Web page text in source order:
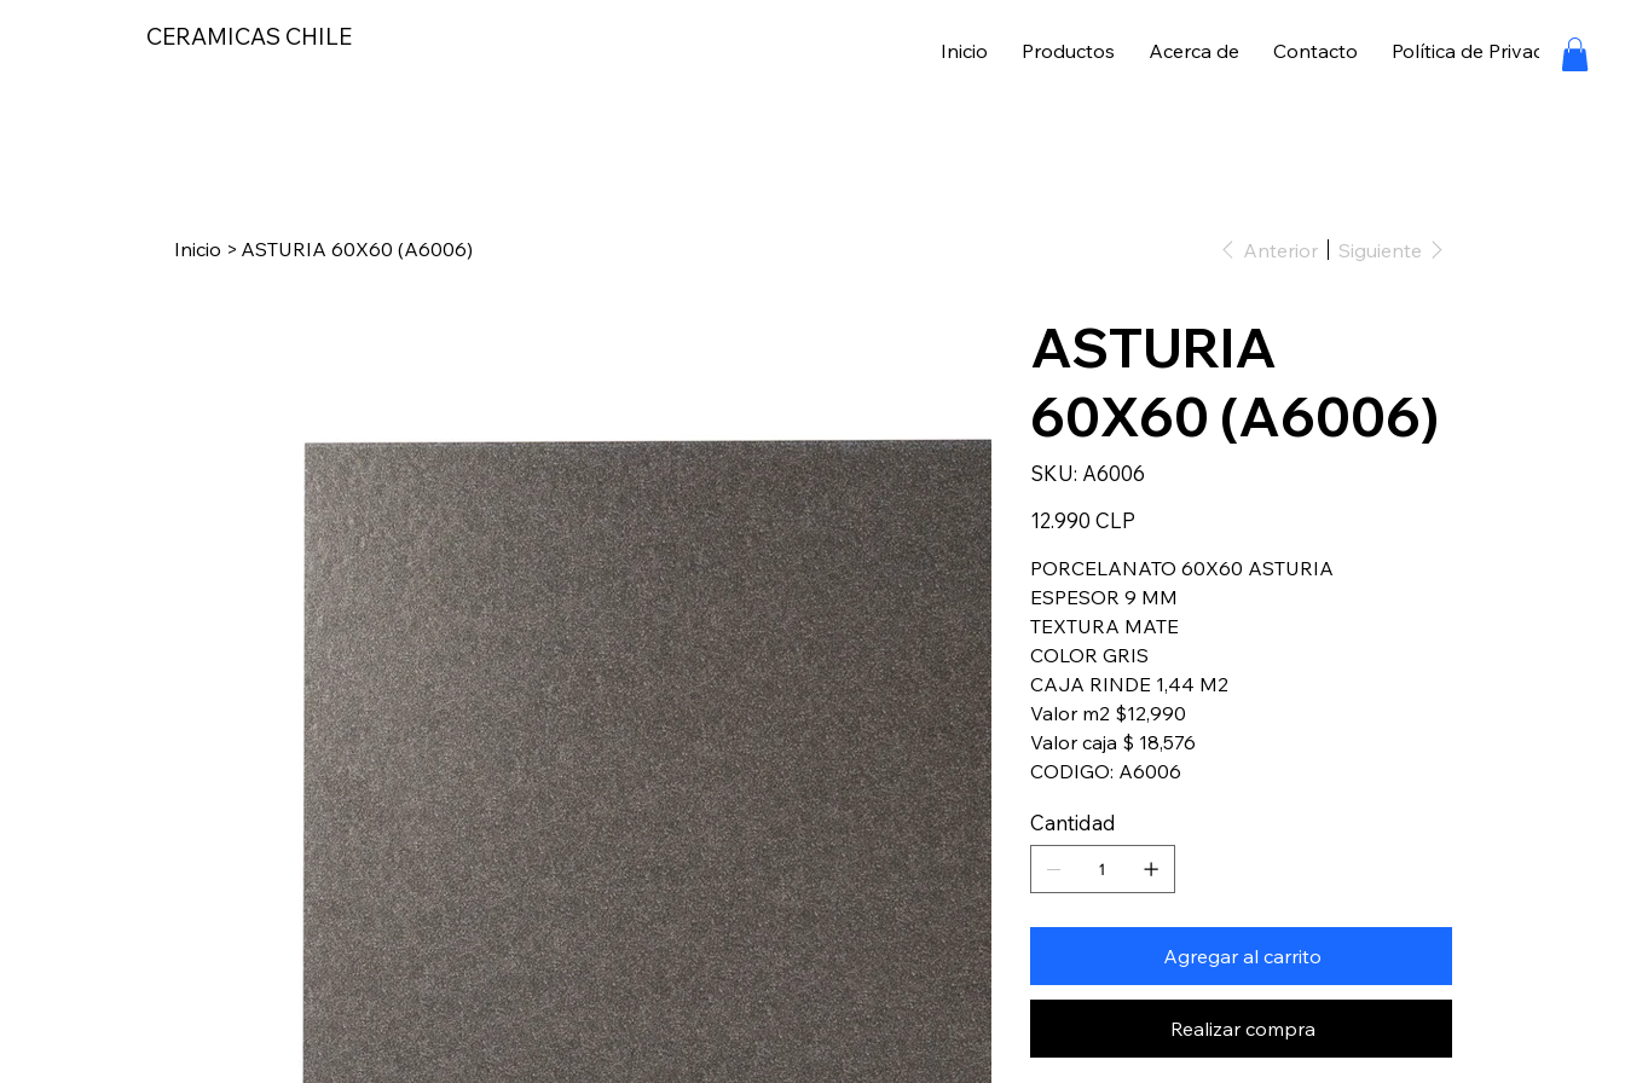
CERAMICAS CHILE Inicio Productos Acerca de Contacto Política de Privacidad
Inicio > ASTURIA 60X60 (A6006) Anterior Siguiente
ASTURIA
60X60 (A6006)
SKU:
SKU
A6006
A6006
Precio
12.990 CLP
PORCELANATO 60X60 ASTURIA
ESPESOR 9 MM
TEXTURA MATE
COLOR GRIS
CAJA RINDE 1,44 M2
Valor m2 $12,990
Valor caja $ 18,576
CODIGO: A6006
Cantidad
Agregar al carrito
Realizar compra